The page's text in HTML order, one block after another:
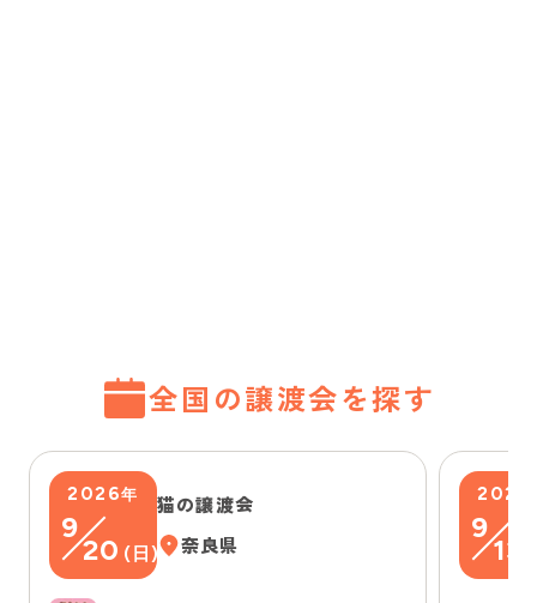
全国の譲渡会を探す
2026年
9
20 ( 日)
猫の譲渡会
奈良県
2026
9
13